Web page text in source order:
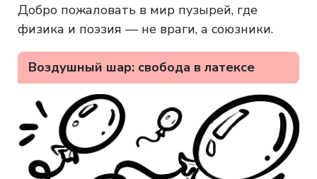
Добро пожаловать в мир пузырей, где
физика и поэзия — не враги, а союзники.
Воздушный шар: свобода в латексе